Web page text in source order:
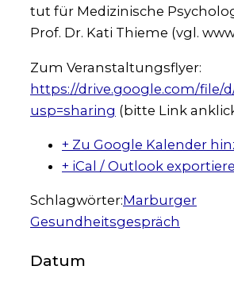
tut für Medi­zi­ni­sche
Prof. Dr. Kati Thie­me (vgl.
Zum Ver­an­stal­tungs­fly­er:
https://drive.google.com/file/
usp=sharing (bit­te Link
+ Zu Google Kalender
+ iCal / Outlook
Schlagwörter:Marburger
Gesundheitsgespräch
Datum